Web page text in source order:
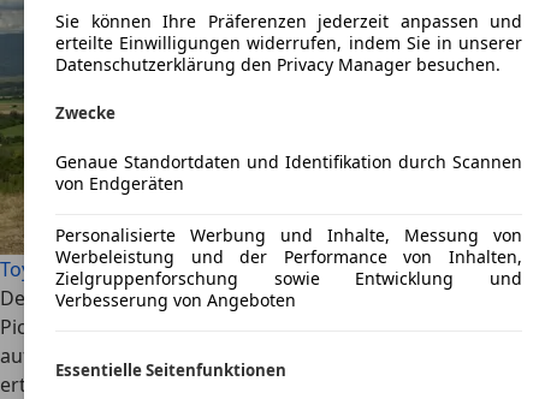
Toyota Hilux (2026) im Test: Unkaputtbar, die Neunte
Der Toyota Hilux ist ein echter Dauerbrenner. Seit 1986 ein
Pick-up für die Welt. Jetzt kommt die neunte Generation
auf den Markt. Als Diesel mit Mild-Hybrid-Antrieb und
ertmals rein elektrisch. Wir haben den Unkaputtbaren, der
Sie können Ihre Präferenzen jederzeit anpassen und
erteilte Einwilligungen widerrufen, indem Sie in unserer
Datenschutzerklärung den Privacy Manager besuchen.
Zwecke
Genaue Standortdaten und Identifikation durch Scannen
von Endgeräten
Personalisierte Werbung und Inhalte, Messung von
Werbeleistung und der Performance von Inhalten,
Zielgruppenforschung sowie Entwicklung und
Verbesserung von Angeboten
Essentielle Seitenfunktionen